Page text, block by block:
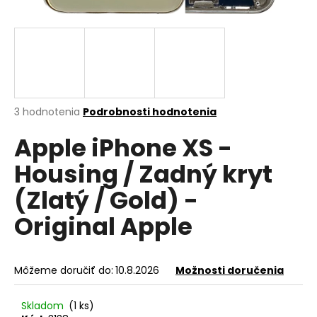
Priemerné
produktu
je
5,0
5
hviezdičiek.
3 hodnotenia Podrobnosti hodnotenia
Apple iPhone XS -
Housing / Zadný kryt
(Zlatý / Gold) -
Original Apple
Môžeme doručiť do: 10.8.2026 Možnosti doručenia
Skladom (1 ks)
j
?
HĽADAŤ
O
d
o
r
ú